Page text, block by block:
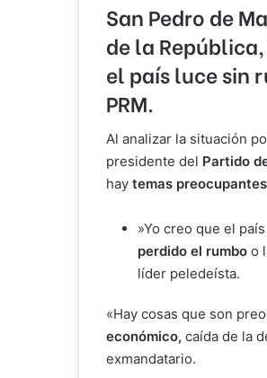
San Pedro de
de la
el país luce sin
PRM.
Al analizar la situación
presidente del Partido
hay temas preocupantes
​»Yo creo que el
perdido el rumbo o
líder peledeísta.
«Hay cosas que son
económico, caída de la
exmandatario.